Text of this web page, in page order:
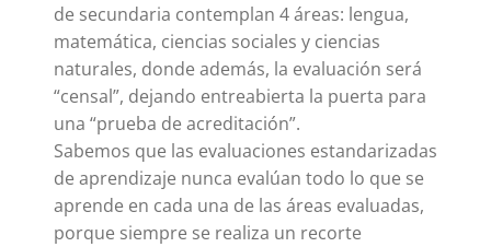
de secundaria contemplan 4 áreas: lengua,
matemática, ciencias sociales y ciencias
naturales, donde además, la evaluación será
“censal”, dejando entreabierta la puerta para
una “prueba de acreditación”.
Sabemos que las evaluaciones estandarizadas
de aprendizaje nunca evalúan todo lo que se
aprende en cada una de las áreas evaluadas,
porque siempre se realiza un recorte